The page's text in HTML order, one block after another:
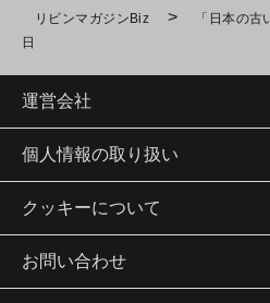
リビンマガジンBiz >
「日本の
日
運営会社
個人情報の取り扱い
クッキーについて
お問い合わせ